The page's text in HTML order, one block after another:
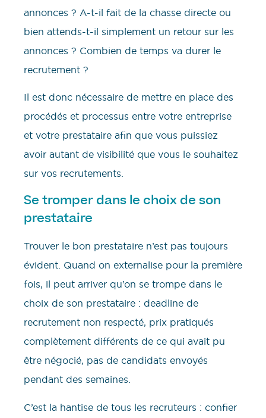
annonces ? A-t-il fait de la chasse directe ou
bien attends-t-il simplement un retour sur les
annonces ? Combien de temps va durer le
recrutement ?
Il est donc nécessaire de mettre en place des
procédés et processus entre votre entreprise
et votre prestataire afin que vous puissiez
avoir autant de visibilité que vous le souhaitez
sur vos recrutements.
Se tromper dans le choix de son
prestataire
Trouver le bon prestataire n’est pas toujours
évident. Quand on externalise pour la première
fois, il peut arriver qu’on se trompe dans le
choix de son prestataire : deadline de
recrutement non respecté, prix pratiqués
complètement différents de ce qui avait pu
être négocié, pas de candidats envoyés
pendant des semaines.
C’est la hantise de tous les recruteurs : confier